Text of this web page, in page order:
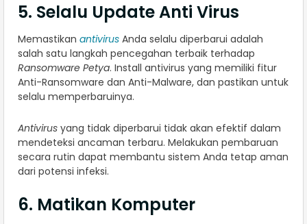
5. Selalu Update Anti Virus
Memastikan antivirus Anda selalu diperbarui adalah
salah satu langkah pencegahan terbaik terhadap
Ransomware Petya. Install antivirus yang memiliki fitur
Anti-Ransomware dan Anti-Malware, dan pastikan untuk
selalu memperbaruinya.
Antivirus yang tidak diperbarui tidak akan efektif dalam
mendeteksi ancaman terbaru. Melakukan pembaruan
secara rutin dapat membantu sistem Anda tetap aman
dari potensi infeksi.
6. Matikan Komputer